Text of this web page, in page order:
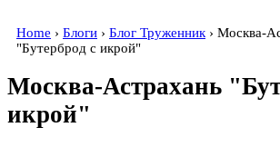
Home › Блоги › Блог Труженник › Москва-
"Бутерброд с икрой"
Москва-Астрахань
икрой"